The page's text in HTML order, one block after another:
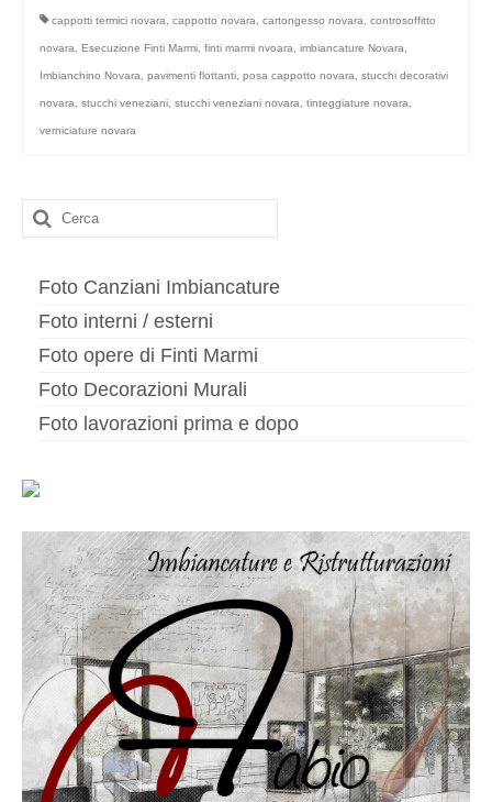
cappotti termici novara, cappotto novara, cartongesso novara, controsoffitto
novara, Esecuzione Finti Marmi, finti marmi nvoara, imbiancature Novara,
Imbianchino Novara, pavimenti flottanti, posa cappotto novara, stucchi decorativi
novara, stucchi veneziani, stucchi veneziani novara, tinteggiature novara,
verniciature novara
Cerca:
Foto Canziani Imbiancature
Foto interni / esterni
Foto opere di Finti Marmi
Foto Decorazioni Murali
Foto lavorazioni prima e dopo